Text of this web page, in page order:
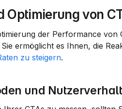
Optimierung von
der Performance
ermöglicht es Ihnen, die
zu steigern.
und